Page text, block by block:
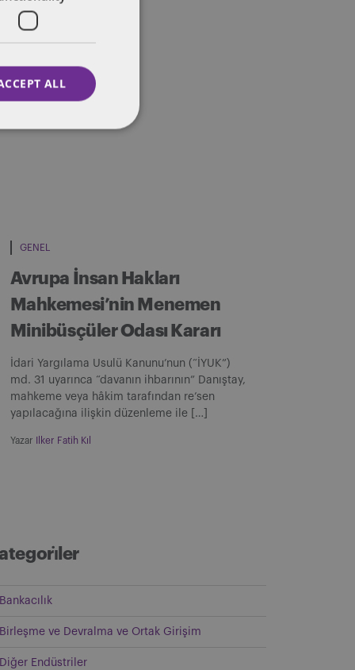
GENEL
Avrupa İnsan Hakları
Mahkemesi’nin Menemen
Minibüsçüler Odası Kararı
İdari Yargılama Usulü Kanunu’nun (“İYUK”)
md. 31 uyarınca “davanın ihbarının” Danıştay,
mahkeme veya hâkim tarafından re’sen
yapılacağına ilişkin düzenleme ile […]
Yazar Ilker Fatih Kıl
Bankacılık
Birleşme ve Devralma ve Ortak Girişim
Diğer Endüstriler
ALL